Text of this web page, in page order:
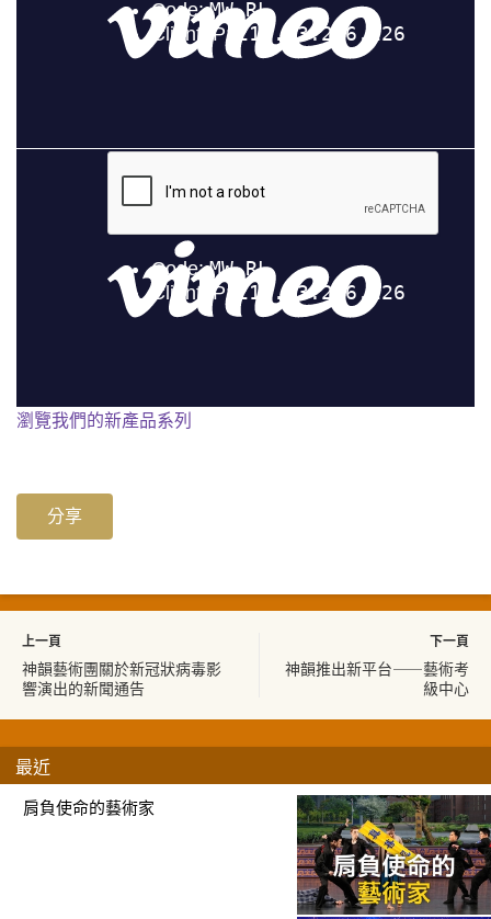
瀏覽我們的新產品系列
分享
上一頁
神韻藝術團關於新冠狀病毒影
響演出的新聞通告
下一頁
神韻推出新平台——藝術考
級中心
最近
肩負使命的藝術家